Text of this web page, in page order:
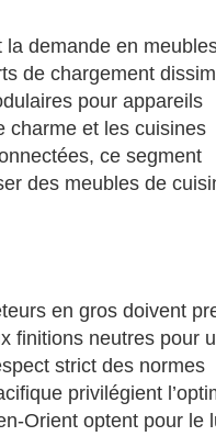
demande en
de chargement
pour appareils
charme et les cuisines
ce segment
des meubles de
en gros doivent
finitions neutres pour
strict des normes
privilégient
Orient optent pour le